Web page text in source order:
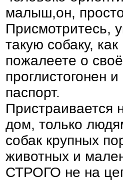
малыш,он,
Присмотритесь,
такую собаку,
пожалеете о
проглистогонен
паспорт.
Пристраивается
дом, только
собак крупных
животных и
СТРОГО не на